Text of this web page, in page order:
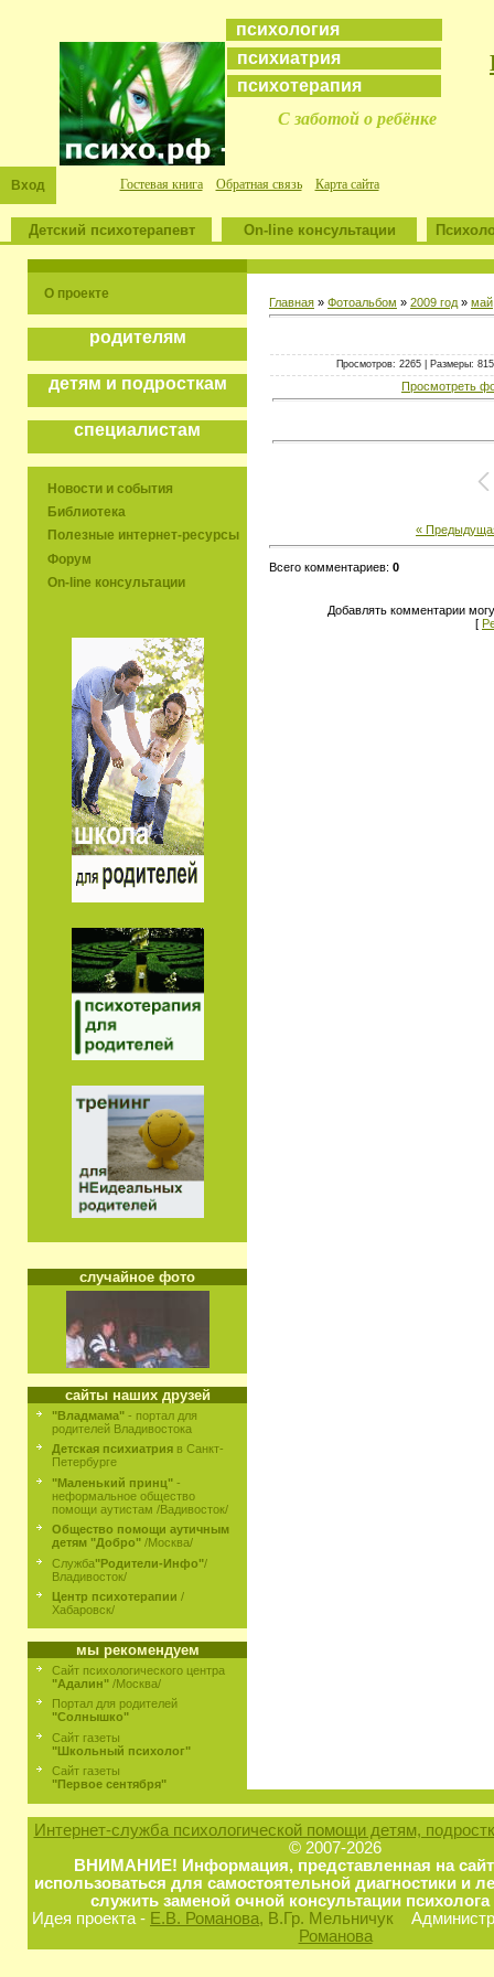
психология
психиатрия
психотерапия
С заботой о ребёнке
Вход Гостевая книга Обратная связь Карта сайта
Детский психотерапевт On-line консультации
О проекте
родителям
детям и подросткам
специалистам
Новости и события
Библиотека
Полезные интернет-ресурсы
Форум
On-line консультации
случайное фото
сайты наших друзей
"Владмама" - портал для
родителей Владивостока
Детская психиатрия в Санкт-
Петербурге
"Маленький принц" -
неформальное общество
помощи аутистам /Вадивосток/
Общество помощи аутичным
детям "Добро" /Москва/
Служба"Родители-Инфо"/
Владивосток/
Центр психотерапии /
Хабаровск/
мы рекомендуем
Сайт психологического центра
"Адалин" /Москва/
Портал для родителей
"Солнышко"
Сайт газеты
"Школьный психолог"
Сайт газеты
"Первое сентября"
Главная » Фотоальбом » 2009 год »
Просмотров: 2265 | Размеры:
Просмотреть
«
Всего комментариев: 0
Добавлять комментарии
[
Интернет-служба психологической помощи детям,
© 2007-2026
ВНИМАНИЕ! Информация, представленная на
использоваться для самостоятельной диагностики и
служить заменой очной консультации
Идея проекта - Е.В. Романова, В.Гр. Мельничук
Романова